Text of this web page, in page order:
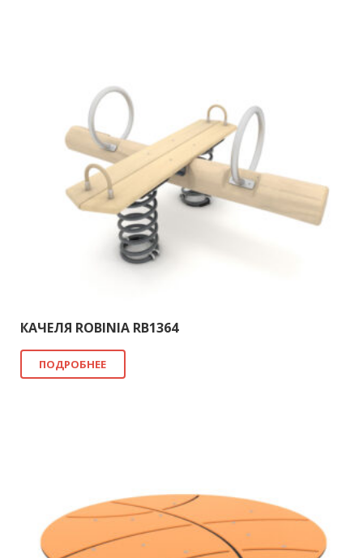
КАЧЕЛЯ ROBINIA RB1364
ПОДРОБНЕЕ